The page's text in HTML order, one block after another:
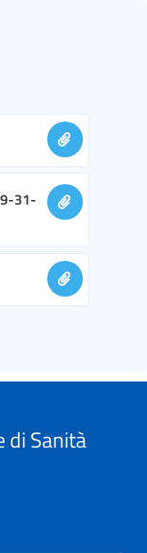
31-
di Sanità